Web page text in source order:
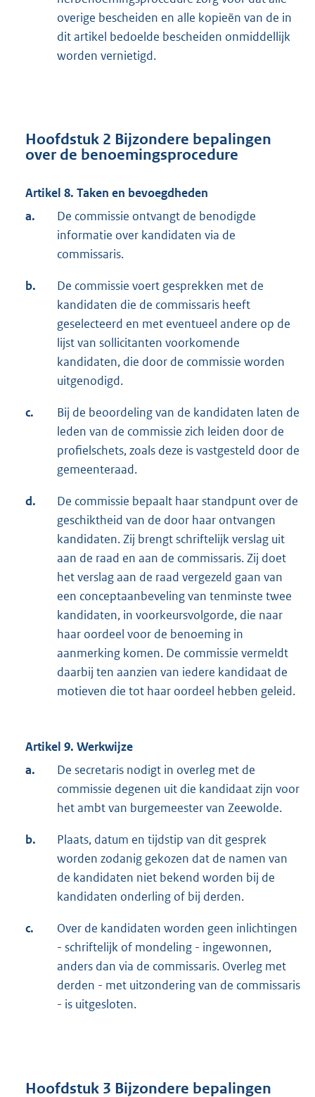
overige bescheiden en alle kopieën van de in
dit artikel bedoelde bescheiden onmiddellijk
worden vernietigd.
Hoofdstuk 2 Bijzondere bepalingen
over de benoemingsprocedure
Artikel 8. Taken en bevoegdheden
a.
De commissie ontvangt de benodigde
informatie over kandidaten via de
commissaris.
b.
De commissie voert gesprekken met de
kandidaten die de commissaris heeft
geselecteerd en met eventueel andere op de
lijst van sollicitanten voorkomende
kandidaten, die door de commissie worden
uitgenodigd.
c.
Bij de beoordeling van de kandidaten laten de
leden van de commissie zich leiden door de
profielschets, zoals deze is vastgesteld door de
gemeenteraad.
d.
De commissie bepaalt haar standpunt over de
geschiktheid van de door haar ontvangen
kandidaten. Zij brengt schriftelijk verslag uit
aan de raad en aan de commissaris. Zij doet
het verslag aan de raad vergezeld gaan van
een conceptaanbeveling van tenminste twee
kandidaten, in voorkeursvolgorde, die naar
haar oordeel voor de benoeming in
aanmerking komen. De commissie vermeldt
daarbij ten aanzien van iedere kandidaat de
motieven die tot haar oordeel hebben geleid.
Artikel 9. Werkwijze
a.
De secretaris nodigt in overleg met de
commissie degenen uit die kandidaat zijn voor
het ambt van burgemeester van Zeewolde.
b.
Plaats, datum en tijdstip van dit gesprek
worden zodanig gekozen dat de namen van
de kandidaten niet bekend worden bij de
kandidaten onderling of bij derden.
c.
Over de kandidaten worden geen inlichtingen
- schriftelijk of mondeling - ingewonnen,
anders dan via de commissaris. Overleg met
derden - met uitzondering van de commissaris
- is uitgesloten.
Hoofdstuk 3 Bijzondere bepalingen